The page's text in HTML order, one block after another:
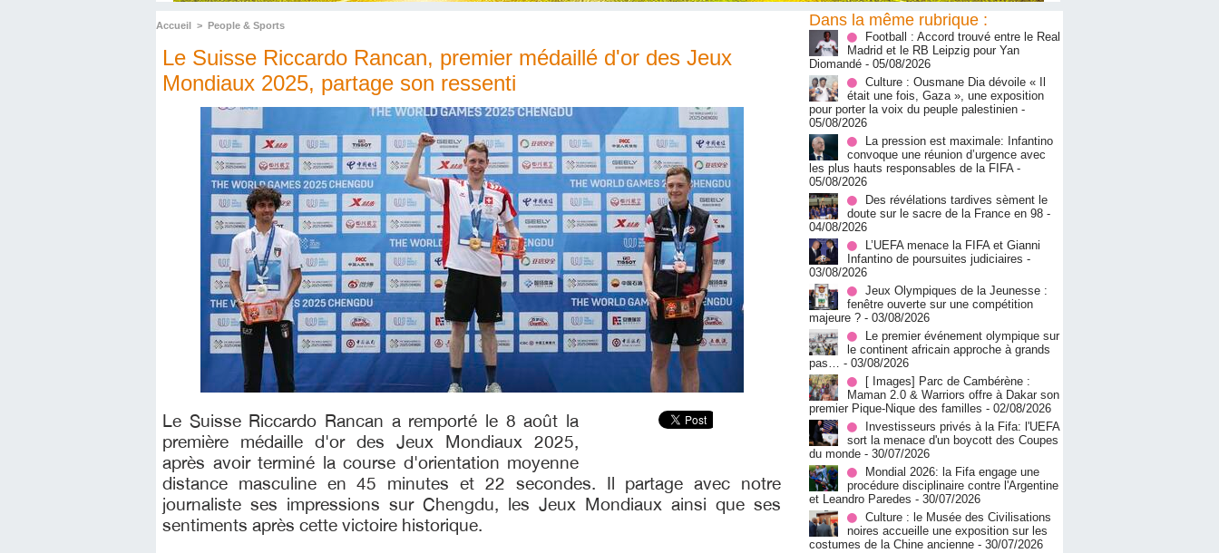
Accueil > People & Sports
Le Suisse Riccardo Rancan, premier médaillé d'or des Jeux
Mondiaux 2025, partage son ressenti
Le Suisse Riccardo Rancan a remporté le 8 août la
première médaille d'or des Jeux Mondiaux 2025,
après avoir terminé la course d'orientation moyenne
distance masculine en 45 minutes et 22 secondes. Il partage avec notre
journaliste ses impressions sur Chengdu, les Jeux Mondiaux ainsi que ses
sentiments après cette victoire historique.
Dans la même rubrique :
Football : Accord trouvé entre le Real
Madrid et le RB Leipzig pour Yan
Diomandé - 05/08/2026
Culture : Ousmane Dia dévoile « Il
était une fois, Gaza », une exposition
pour porter la voix du peuple palestinien -
05/08/2026
La pression est maximale: Infantino
convoque une réunion d’urgence avec
les plus hauts responsables de la FIFA -
05/08/2026
Des révélations tardives sèment le
doute sur le sacre de la France en 98 -
04/08/2026
L’UEFA menace la FIFA et Gianni
Infantino de poursuites judiciaires -
03/08/2026
Jeux Olympiques de la Jeunesse :
fenêtre ouverte sur une compétition
majeure ? - 03/08/2026
Le premier événement olympique sur
le continent africain approche à grands
pas… - 03/08/2026
[ Images] Parc de Cambérène :
Maman 2.0 & Warriors offre à Dakar son
premier Pique-Nique des familles - 02/08/2026
Investisseurs privés à la Fifa: l'UEFA
sort la menace d'un boycott des Coupes
du monde - 30/07/2026
Mondial 2026: la Fifa engage une
procédure disciplinaire contre l'Argentine
et Leandro Paredes - 30/07/2026
Culture : le Musée des Civilisations
noires accueille une exposition sur les
costumes de la Chine ancienne - 30/07/2026